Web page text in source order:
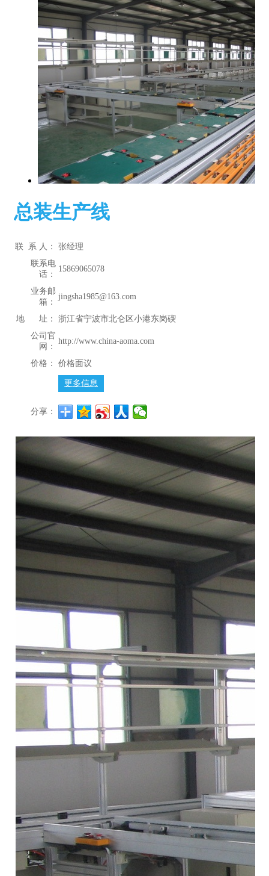
总装生产线
联 系 人：
张经理
联系电
话：
15869065078
业务邮
箱：
jingsha1985@163.com
地 址：
浙江省宁波市北仑区小港东岗碶
公司官
网：
http://www.china-aoma.com
价格： 价格面议
更多信息
分享：